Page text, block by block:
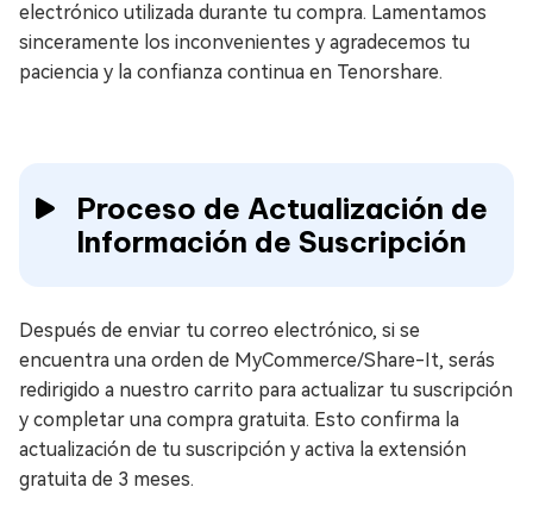
electrónico utilizada durante tu compra. Lamentamos
sinceramente los inconvenientes y agradecemos tu
paciencia y la confianza continua en Tenorshare.
Proceso de Actualización de
Información de Suscripción
Después de enviar tu correo electrónico, si se
encuentra una orden de MyCommerce/Share-It, serás
redirigido a nuestro carrito para actualizar tu suscripción
y completar una compra gratuita. Esto confirma la
actualización de tu suscripción y activa la extensión
gratuita de 3 meses.